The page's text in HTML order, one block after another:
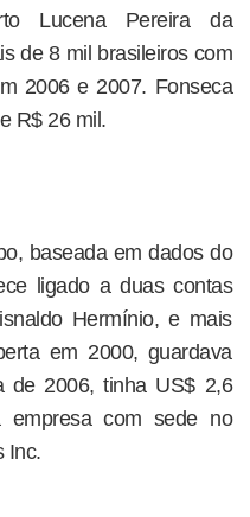
Lucena Pereira da
de 8 mil brasileiros com
2006 e 2007. Fonseca
R$ 26 mil.
baseada em dados do
ligado a duas contas
Hermínio, e mais
em 2000, guardava
de 2006, tinha US$ 2,6
empresa com sede no
Inc.